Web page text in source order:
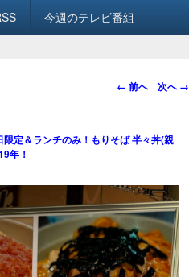
今週のテレビ番組
画
ビ
シ
ョ
ン
← 前へ 次へ →
限定＆ランチのみ！もりそば 半々丼(親
年！